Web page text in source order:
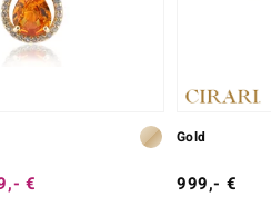
€
Gold
999,- €